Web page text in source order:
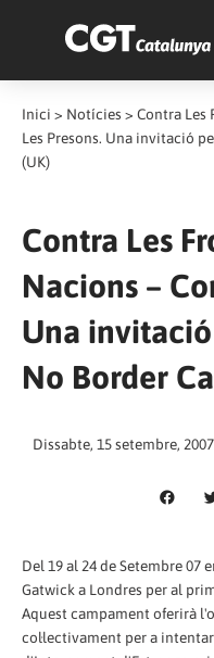
Inici > Notícies > Contra Les
Les Presons. Una invitació
(UK)
Contra Les
Nacions –
Una
No Border
Dissabte, 15 setembre, 2007
Del 19 al 24 de Setembre
Gatwick a Londres per al
Aquest campament oferirà
col·lectivament per a